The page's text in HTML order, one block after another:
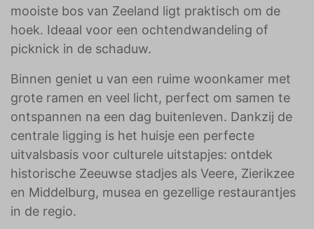
mooiste bos van Zeeland ligt praktisch om de
hoek. Ideaal voor een ochtendwandeling of
picknick in de schaduw.
Binnen geniet u van een ruime woonkamer met
grote ramen en veel licht, perfect om samen te
ontspannen na een dag buitenleven. Dankzij de
centrale ligging is het huisje een perfecte
uitvalsbasis voor culturele uitstapjes: ontdek
historische Zeeuwse stadjes als Veere, Zierikzee
en Middelburg, musea en gezellige restaurantjes
in de regio.